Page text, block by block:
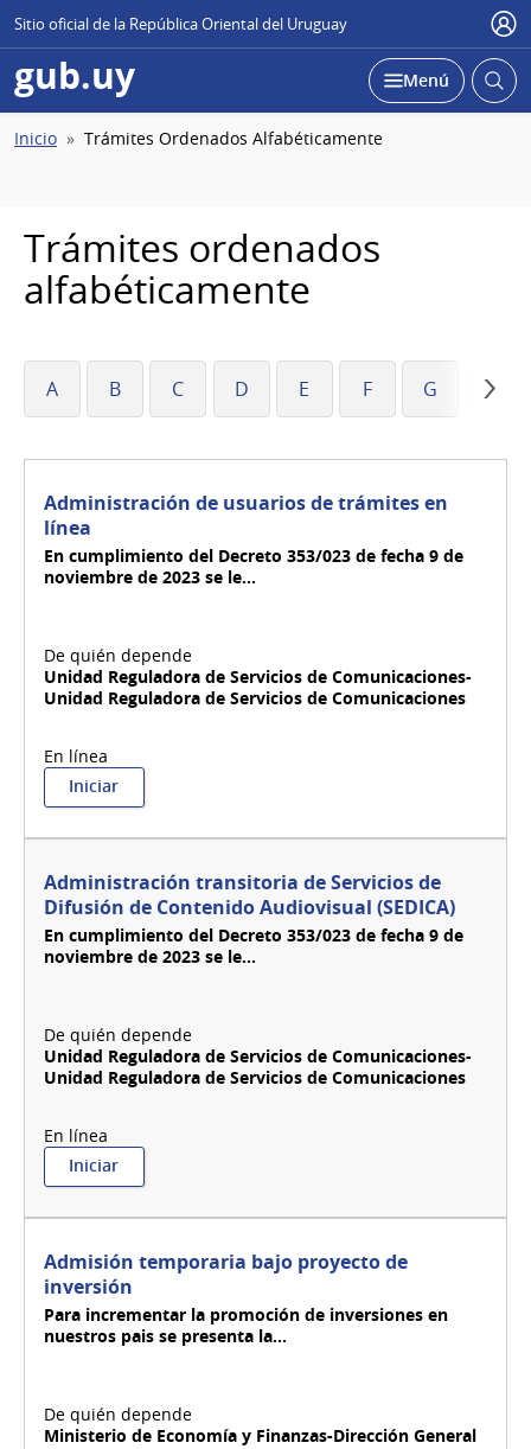
Sitio oficial de la República Oriental del Uruguay
gub.uy Desplegar
Menú Abrir
Ruta
Inicio Trámites Ordenados Alfabéticamente
Trámites ordenados
alfabéticamente
A B C D E F G H
Administración de usuarios de trámites en
línea
En cumplimiento del Decreto 353/023 de fecha 9 de
noviembre de 2023 se le...
Unidad Reguladora de Servicios de Comunicaciones-
Unidad Reguladora de Servicios de Comunicaciones
Iniciar:
Administración
trámites
en
línea
Administración transitoria de Servicios de
Difusión de Contenido Audiovisual (SEDICA)
En cumplimiento del Decreto 353/023 de fecha 9 de
noviembre de 2023 se le...
Unidad Reguladora de Servicios de Comunicaciones-
Unidad Reguladora de Servicios de Comunicaciones
Iniciar:
Administración
Servicios
de
Difusión
de
Contenido
Admisión temporaria bajo proyecto de
inversión
Para incrementar la promoción de inversiones en
nuestros pais se presenta la...
Ministerio de Economía y Finanzas-Dirección General